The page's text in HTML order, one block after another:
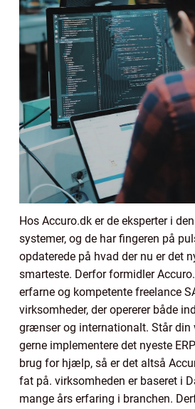
Hos Accuro.dk er de eksperter i
systemer, og de har fingeren på
opdaterede på hvad der nu er det
smarteste. Derfor formidler
erfarne og kompetente freelance
virksomheder, der opererer både
grænser og internationalt. Står din
gerne implementere det nyeste
brug for hjælp, så er det altså
fat på. virksomheden er baseret i
mange års erfaring i branchen.